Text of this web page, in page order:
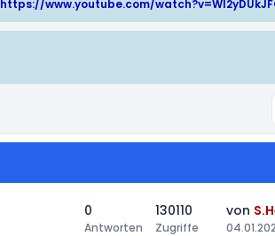
https://www.youtube.com/
0
Antworten
130110
Zugriffe
von